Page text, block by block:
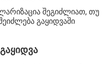
შეგიძლიათ, თუ
გაყიდვაში